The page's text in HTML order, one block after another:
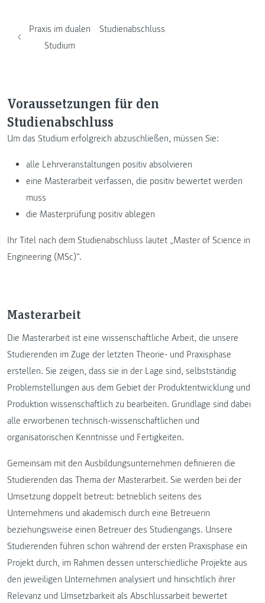
Praxis im dualen
Studium
Studienabschluss
Voraussetzungen für den
Studienabschluss
Um das Studium erfolgreich abzuschließen, müssen Sie:
alle Lehrveranstaltungen positiv absolvieren
eine Masterarbeit verfassen, die positiv bewertet werden
muss
die Masterprüfung positiv ablegen
Ihr Titel nach dem Studienabschluss lautet „Master of Science in
Engineering (MSc)“.
Masterarbeit
Die Masterarbeit ist eine wissenschaftliche Arbeit, die unsere
Studierenden im Zuge der letzten Theorie- und Praxisphase
erstellen. Sie zeigen, dass sie in der Lage sind, selbstständig
Problemstellungen aus dem Gebiet der Produktentwicklung und
Produktion wissenschaftlich zu bearbeiten. Grundlage sind dabei
alle erworbenen technisch-wissenschaftlichen und
organisatorischen Kenntnisse und Fertigkeiten.
Gemeinsam mit den Ausbildungsunternehmen definieren die
Studierenden das Thema der Masterarbeit. Sie werden bei der
Umsetzung doppelt betreut: betrieblich seitens des
Unternehmens und akademisch durch eine Betreuerin
beziehungsweise einen Betreuer des Studiengangs. Unsere
Studierenden führen schon während der ersten Praxisphase ein
Projekt durch, im Rahmen dessen unterschiedliche Projekte aus
den jeweiligen Unternehmen analysiert und hinsichtlich ihrer
Relevanz und Umsetzbarkeit als Abschlussarbeit bewertet